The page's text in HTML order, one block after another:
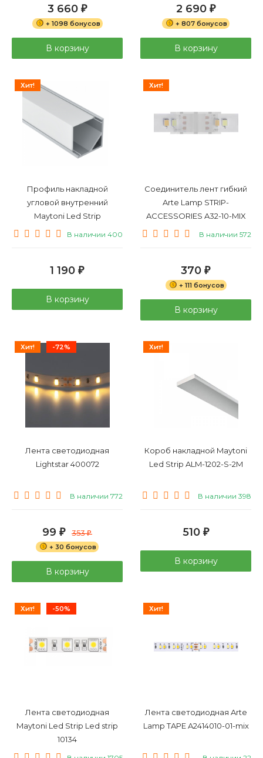
3 660 ₽
+ 1098 бонусов
В корзину
2 690 ₽
+ 807 бонусов
В корзину
Хит!
Профиль накладной
угловой внутренний
Maytoni Led Strip
Алюминиевый профиль
В наличии 400
1 190 ₽
В корзину
Хит!
Соединитель лент гибкий
Arte Lamp STRIP-
ACCESSORIES A32-10-MIX
В наличии 572
370 ₽
+ 111 бонусов
В корзину
Хит! -72%
Лента светодиодная
Lightstar 400072
В наличии 772
99 ₽ 353₽
+ 30 бонусов
В корзину
Хит!
Короб накладной Maytoni
Led Strip ALM-1202-S-2M
В наличии 398
510 ₽
В корзину
Хит! -50%
Лента светодиодная
Maytoni Led Strip Led strip
10134
Хит!
Лента светодиодная Arte
Lamp TAPE A2414010-01-mix